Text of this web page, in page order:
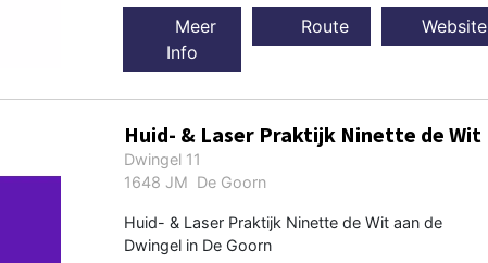
Meer
Info
Route Website
Huid- & Laser Praktijk Ninette de Wit
Dwingel 11
1648 JM De Goorn
Huid- & Laser Praktijk Ninette de Wit aan de
Dwingel in De Goorn